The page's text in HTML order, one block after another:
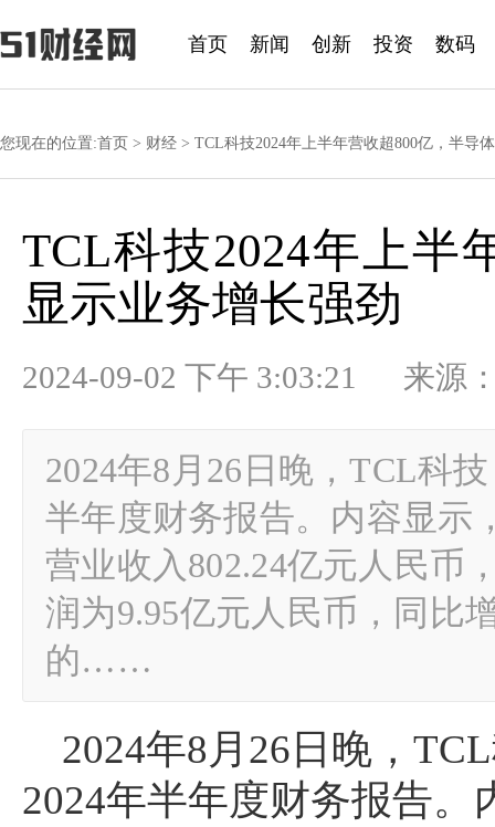
首页 新闻 创新 投资 数码
您现在的位置:首页 > 财经 > TCL科技2024年上半年营收超800亿，半导
TCL科技2024年上半
显示业务增长强劲
2024-09-02 下午 3:03:21 来源
2024年8月26日晚，TCL科
半年度财务报告。内容显示
营业收入802.24亿元人民币
润为9.95亿元人民币，同比
的……
2024年8月26日晚，
2024年半年度财务报告